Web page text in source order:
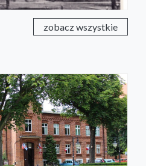
zobacz wszystkie